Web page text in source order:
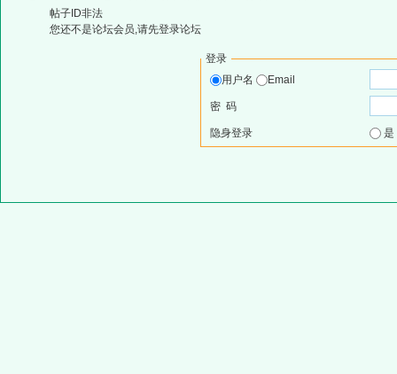
帖子ID非法
您还不是论坛会员,请先登录论坛
登录
用户名
Email
密 码
隐身登录